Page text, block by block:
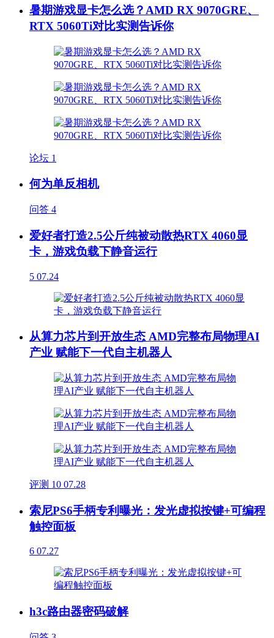
暑期游戏显卡怎么选？AMD RX 9070GRE、
RTX 5060Ti对比实测告诉你
论坛 1
何为单反相机
问答 4
爱好者打造2.5公斤纯被动散热RTX 4060显
卡，游戏负载下静音运行
5 07.24
从算力芯片到开放生态 AMD完整布局物理AI
产业 赋能下一代自主机器人
评测 10 07.28
索尼PS6手柄专利曝光：发光虚拟按键+可编程
触控面板
6 07.27
h3c路由器密码破解